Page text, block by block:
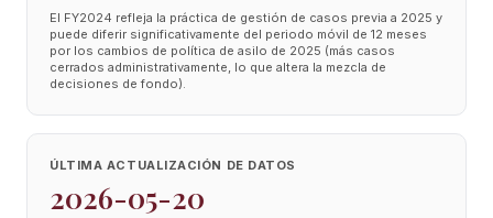
El FY2024 refleja la práctica de gestión de casos previa a 2025 y
puede diferir significativamente del periodo móvil de 12 meses
por los cambios de política de asilo de 2025 (más casos
cerrados administrativamente, lo que altera la mezcla de
decisiones de fondo).
ÚLTIMA ACTUALIZACIÓN DE DATOS
2026-05-20